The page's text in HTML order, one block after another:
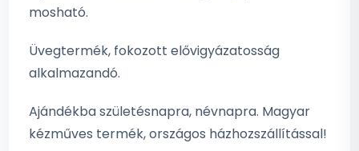
mosható.
Üvegtermék, fokozott elővigyázatosság
alkalmazandó.
Ajándékba születésnapra, névnapra. Magyar
kézműves termék, országos házhozszállítással!